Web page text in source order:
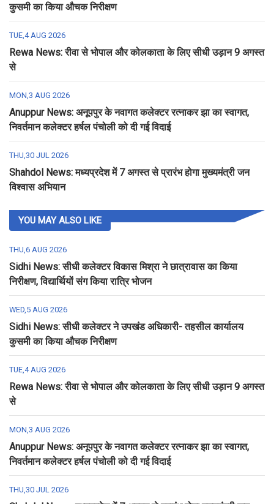
कुसमी का किया औचक निरीक्षण
TUE,4 AUG 2026
Rewa News: रीवा से भोपाल और कोलकाता के लिए सीधी उड़ान 9 अगस्त
से
MON,3 AUG 2026
Anuppur News: अनूपपुर के नवागत कलेक्टर रत्नाकर झा का स्वागत,
निवर्तमान कलेक्टर हर्षल पंचोली को दी गई विदाई
THU,30 JUL 2026
Shahdol News: मध्यप्रदेश में 7 अगस्त से प्रारंभ होगा मुख्यमंत्री जन
विश्वास अभियान
YOU MAY ALSO LIKE
THU,6 AUG 2026
Sidhi News: सीधी कलेक्टर विकास मिश्रा ने छात्रावास का किया
निरीक्षण, विद्यार्थियों संग किया रात्रि भोजन
WED,5 AUG 2026
Sidhi News: सीधी कलेक्टर ने उपखंड अधिकारी- तहसील कार्यालय
कुसमी का किया औचक निरीक्षण
TUE,4 AUG 2026
Rewa News: रीवा से भोपाल और कोलकाता के लिए सीधी उड़ान 9 अगस्त
से
MON,3 AUG 2026
Anuppur News: अनूपपुर के नवागत कलेक्टर रत्नाकर झा का स्वागत,
निवर्तमान कलेक्टर हर्षल पंचोली को दी गई विदाई
THU,30 JUL 2026